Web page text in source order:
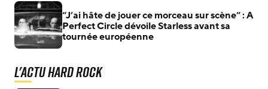
“J’ai hâte de jouer ce morceau sur scène” : A
Perfect Circle dévoile Starless avant sa
tournée européenne
L'actu Hard Rock